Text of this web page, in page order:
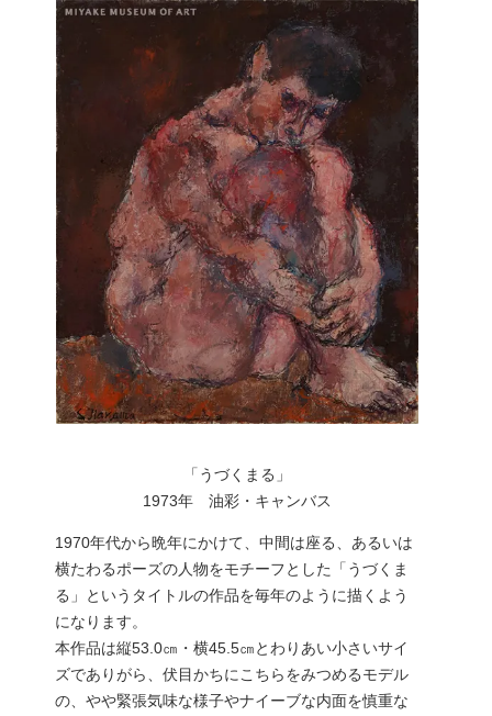
「うづくまる」
1973年 油彩・キャンバス
1970年代から晩年にかけて、中間は座る、あるいは
横たわるポーズの人物をモチーフとした「うづくま
る」というタイトルの作品を毎年のように描くよう
になります。
本作品は縦53.0㎝・横45.5㎝とわりあい小さいサイ
ズでありがら、伏目かちにこちらをみつめるモデル
の、やや緊張気味な様子やナイーブな内面を慎重な